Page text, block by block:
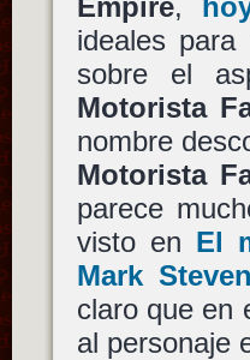
Empire,
ideales
sobre el
Motorista
nombre
Motorista
parece
visto en El
Mark
claro que en
al personaje